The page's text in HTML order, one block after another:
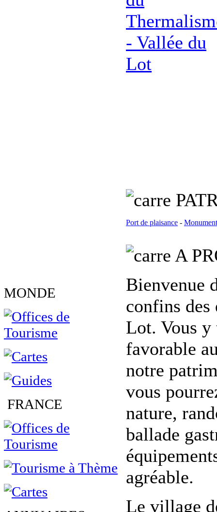
MONDE
FRANCE
Port de plaisance -
A
Bienvenue
confins des
Lot. Vous y
favorable
notre
vous
nature,
ballade
agréable.
Le village